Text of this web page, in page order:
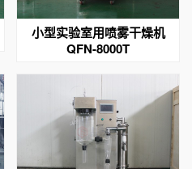
小型实验室用喷雾干燥机
QFN-8000T